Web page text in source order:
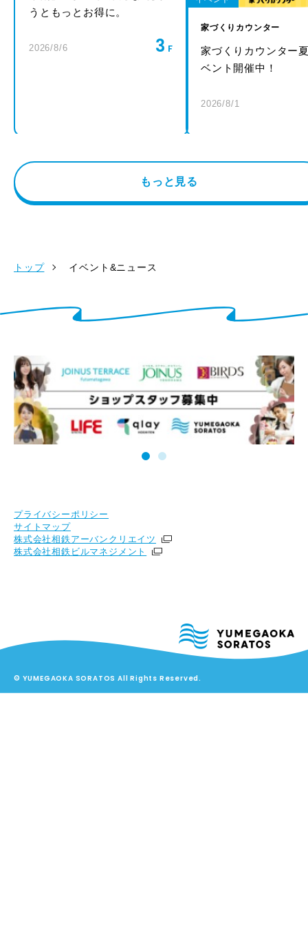
うともっとお得に。
2026/8/6 3
家づくりカウンター
家づくりカウンター
ベント開催中！
2026/8/1
もっと見る
トップ イベント&ニュース
プライバシーポリシー
サイトマップ
株式会社相鉄アーバンクリエイツ
株式会社相鉄ビルマネジメント
© YUMEGAOKA SORATOS All Rights Reserved.